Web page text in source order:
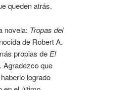
queden atrás.
novela: Tropas del
de Robert A.
propias de El
Agradezco que
logrado